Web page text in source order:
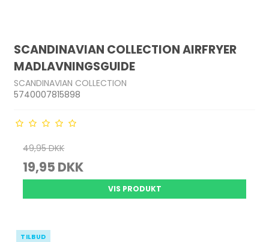
SCANDINAVIAN COLLECTION AIRFRYER
MADLAVNINGSGUIDE
SCANDINAVIAN COLLECTION
5740007815898
49,95 DKK
19,95 DKK
VIS PRODUKT
TILBUD